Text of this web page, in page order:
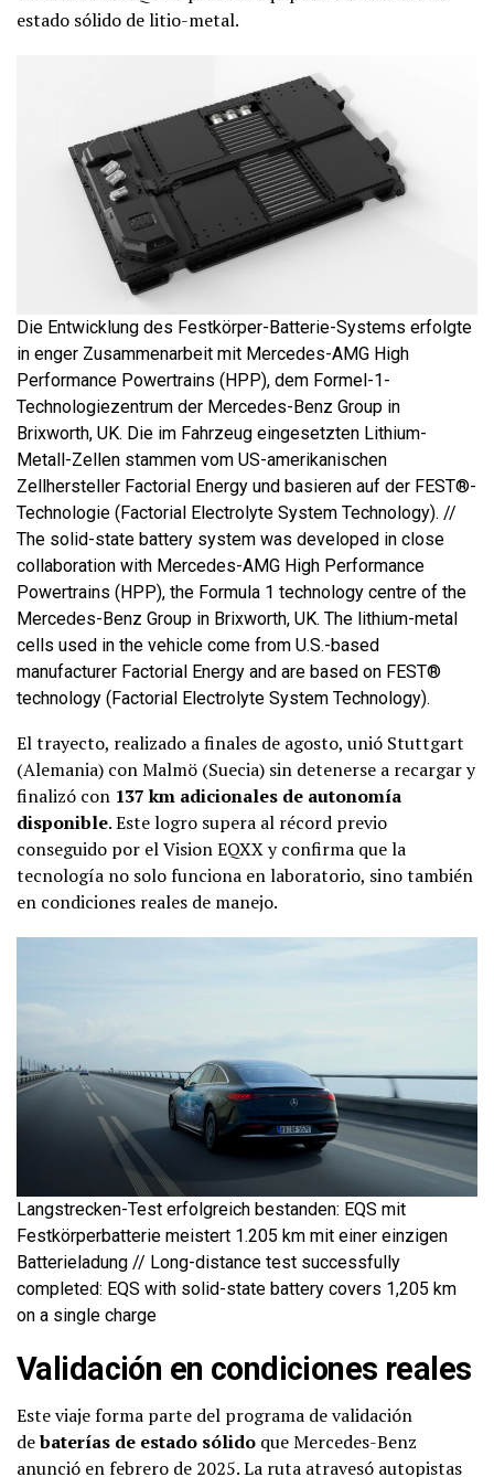
estado sólido de litio-metal.
Die Entwicklung des Festkörper-Batterie-Systems erfolgte
in enger Zusammenarbeit mit Mercedes-AMG High
Performance Powertrains (HPP), dem Formel-1-
Technologiezentrum der Mercedes-Benz Group in
Brixworth, UK. Die im Fahrzeug eingesetzten Lithium-
Metall-Zellen stammen vom US-amerikanischen
Zellhersteller Factorial Energy und basieren auf der FEST®-
Technologie (Factorial Electrolyte System Technology). //
The solid-state battery system was developed in close
collaboration with Mercedes-AMG High Performance
Powertrains (HPP), the Formula 1 technology centre of the
Mercedes-Benz Group in Brixworth, UK. The lithium-metal
cells used in the vehicle come from U.S.-based
manufacturer Factorial Energy and are based on FEST®
technology (Factorial Electrolyte System Technology).
El trayecto, realizado a finales de agosto, unió Stuttgart
(Alemania) con Malmö (Suecia) sin detenerse a recargar y
finalizó con 137 km adicionales de autonomía
disponible. Este logro supera al récord previo
conseguido por el Vision EQXX y confirma que la
tecnología no solo funciona en laboratorio, sino también
en condiciones reales de manejo.
Langstrecken-Test erfolgreich bestanden: EQS mit
Festkörperbatterie meistert 1.205 km mit einer einzigen
Batterieladung // Long-distance test successfully
completed: EQS with solid-state battery covers 1,205 km
on a single charge
Validación en condiciones reales
Este viaje forma parte del programa de validación
debaterías de estado sólido que Mercedes-Benz
anunció en febrero de 2025. La ruta atravesó autopistas